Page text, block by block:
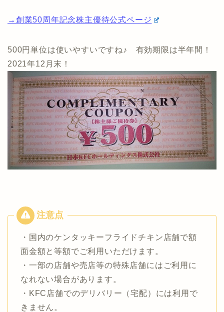
→創業50周年記念株主優待公式ページ
500円単位は使いやすいですね♪ 有効期限は半年間！
2021年12月末！
・国内のケンタッキーフライドチキン店舗で額
面金額と等額でご利用いただけます。
・一部の店舗や売店等の特殊店舗にはご利用に
なれない場合があります。
・KFC店舗でのデリバリー（宅配）には利用で
きません。